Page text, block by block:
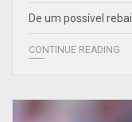
De um possível
CONTINUE READING